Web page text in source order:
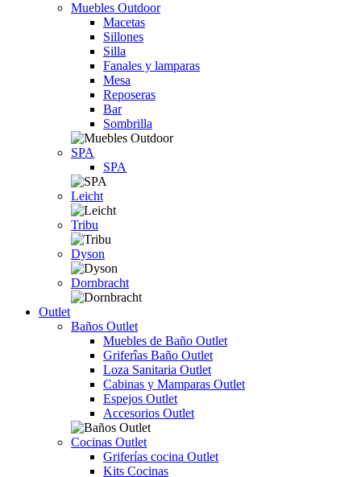
Muebles Outdoor
Macetas
Sillones
Silla
Fanales y lamparas
Mesa
Reposeras
Bar
Sombrilla
SPA
SPA
Leicht
Tribu
Dyson
Dornbracht
Outlet
Baños Outlet
Muebles de Baño Outlet
Griferîas Baño Outlet
Loza Sanitaria Outlet
Cabinas y Mamparas Outlet
Espejos Outlet
Accesorios Outlet
Cocinas Outlet
Griferías cocina Outlet
Kits Cocinas